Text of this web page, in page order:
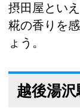
摂田屋とい
糀の香りを
ょう。
越後湯